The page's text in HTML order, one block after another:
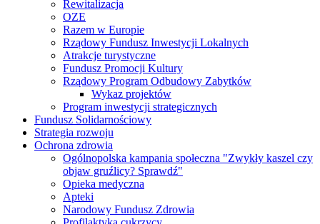
Rewitalizacja
OZE
Razem w Europie
Rządowy Fundusz Inwestycji Lokalnych
Atrakcje turystyczne
Fundusz Promocji Kultury
Rządowy Program Odbudowy Zabytków
Wykaz projektów
Program inwestycji strategicznych
Fundusz Solidarnościowy
Strategia rozwoju
Ochrona zdrowia
Ogólnopolska kampania społeczna "Zwykły kaszel czy
objaw gruźlicy? Sprawdź"
Opieka medyczna
Apteki
Narodowy Fundusz Zdrowia